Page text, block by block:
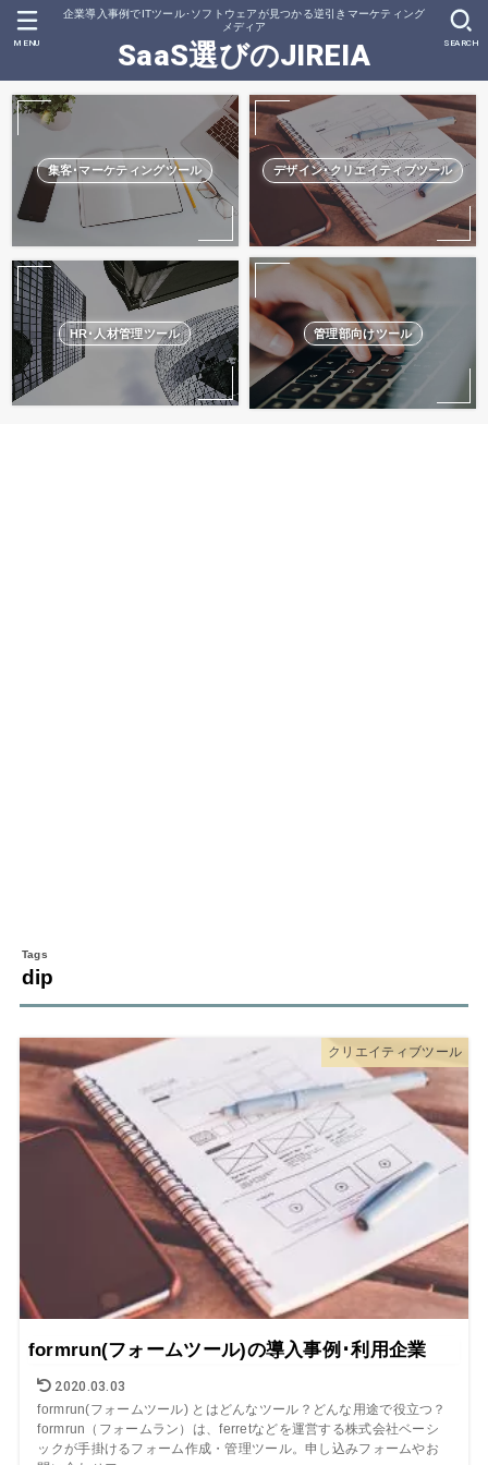
企業導入事例でITツール･ソフトウェアが見つかる逆引きマーケティング
メディア
SaaS選びのJIREIA SEARCH
MENU
集客･マーケティングツール デザイン･クリエイティブツール
HR･人材管理ツール 管理部向けツール
dip
クリエイティブツール
formrun(フォームツール)の導入事例･利用企業
2020.03.03
formrun(フォームツール) とはどんなツール？どんな用途で役立つ？
formrun（フォームラン）は、ferretなどを運営する株式会社ベーシ
ックが手掛けるフォーム作成・管理ツール。申し込みフォームやお